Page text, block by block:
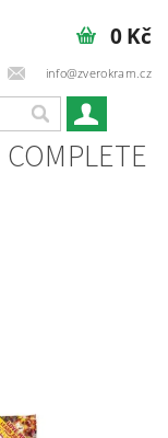
info@zverokram.cz
0 Kč